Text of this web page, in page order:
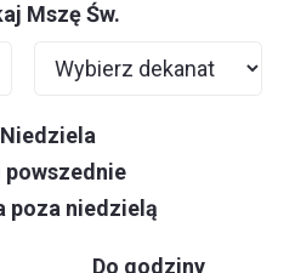
Mszę Św.
Niedziela
powszednie
poza niedzielą
Do godziny